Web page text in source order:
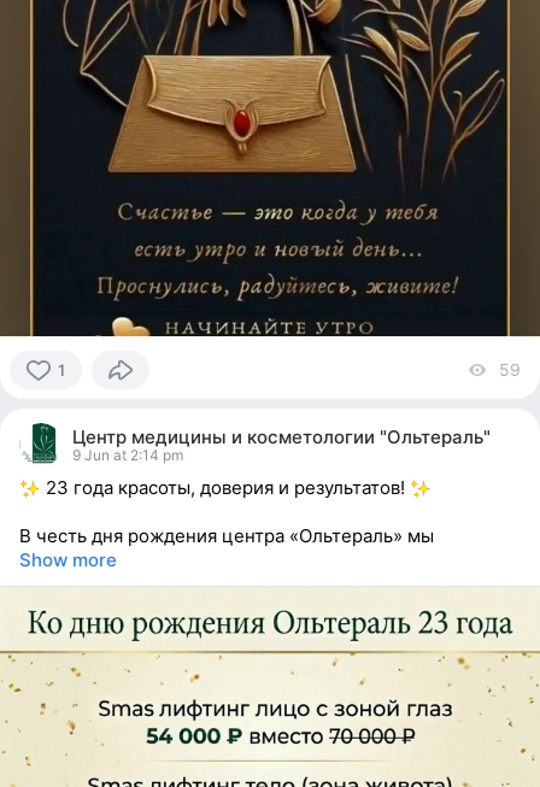
1
person
reacted
59
Центр медицины и косметологии "Ольтераль"
9 Jun at 2:14 pm
23 года красоты, доверия и результатов!
В честь дня рождения центра «Ольтераль» мы
Show more